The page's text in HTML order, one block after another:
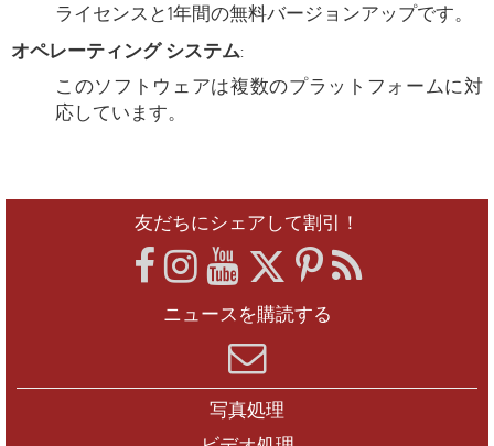
ライセンスと1年間の無料バージョンアップです。
オペレーティング システム:
このソフトウェアは複数のプラットフォームに対
応しています。
友だちにシェアして割引！
ニュースを購読する
写真処理